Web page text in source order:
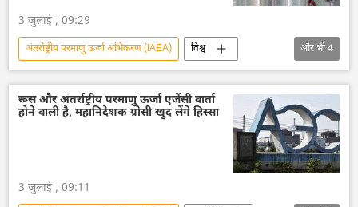
3 जुलाई , 09:29
अंतर्राष्ट्रीय परमाणु ऊर्जा अभिकरण (IAEA)
विश्व
ईरान
अमेरिका-इजराइल-ईरान युद्ध
ऊर्जा क्षेत्र
परमाणु ऊर्जा
और भी4
रूस और अंतर्राष्ट्रीय परमाणु ऊर्जा एजेंसी वार्ता
होने वाली है, महानिदेशक ग्रोसी खुद लेंगे हिस्सा
3 जुलाई , 09:11